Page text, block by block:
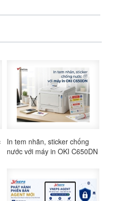
In tem nhãn, sticker chống
nước với máy in OKI C650DN